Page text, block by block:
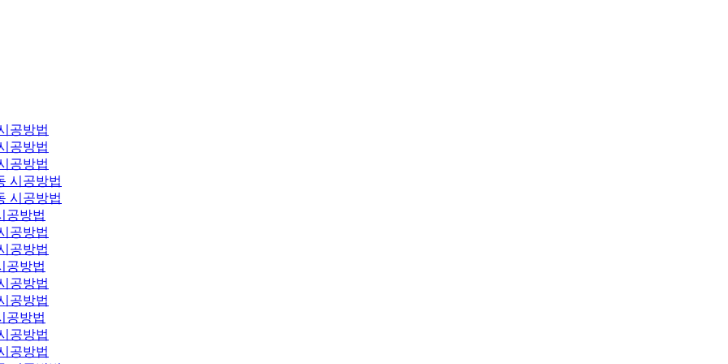
공방법
공방법
공방법
시공방법
시공방법
공방법
공방법
공방법
공방법
공방법
공방법
공방법
공방법
공방법